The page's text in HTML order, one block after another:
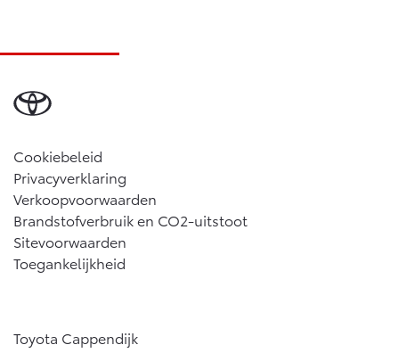
Cookiebeleid
Privacyverklaring
Verkoopvoorwaarden
Brandstofverbruik en CO2-uitstoot
Sitevoorwaarden
Toegankelijkheid
Toyota Cappendijk